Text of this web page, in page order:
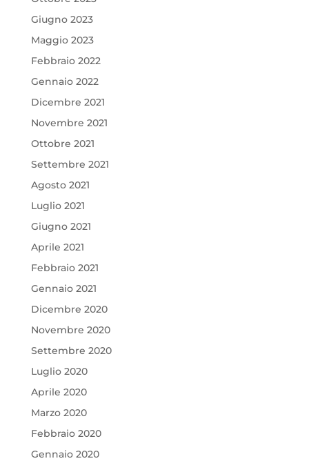
Giugno 2023
Maggio 2023
Febbraio 2022
Gennaio 2022
Dicembre 2021
Novembre 2021
Ottobre 2021
Settembre 2021
Agosto 2021
Luglio 2021
Giugno 2021
Aprile 2021
Febbraio 2021
Gennaio 2021
Dicembre 2020
Novembre 2020
Settembre 2020
Luglio 2020
Aprile 2020
Marzo 2020
Febbraio 2020
Gennaio 2020